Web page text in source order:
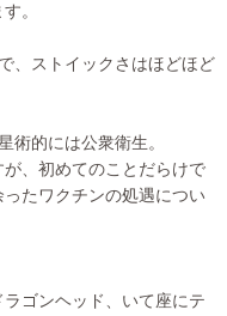
。
、ストイックさはほどほど
術的には公衆衛生。
、初めてのことだらけで
たワクチンの処遇につい
ゴンヘッド、いて座にテ